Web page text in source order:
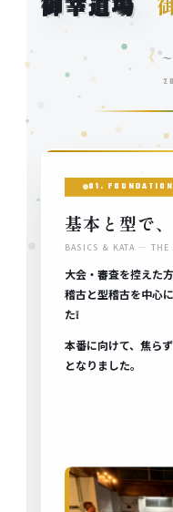
《 〜
01. FOUNDATION
基本と型で、
BASICS & KATA — THE
大会・審査を控えた
稽古と型稽古を中心
た❕
本番に向けて、焦ら
となりました。